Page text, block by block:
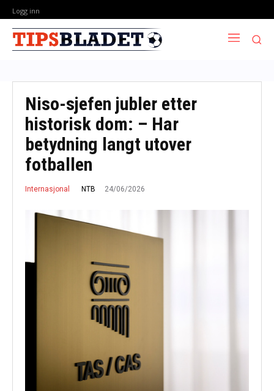
Logg inn
Niso-sjefen jubler etter
historisk dom: – Har
betydning langt utover
fotballen
Internasjonal NTB 24/06/2026